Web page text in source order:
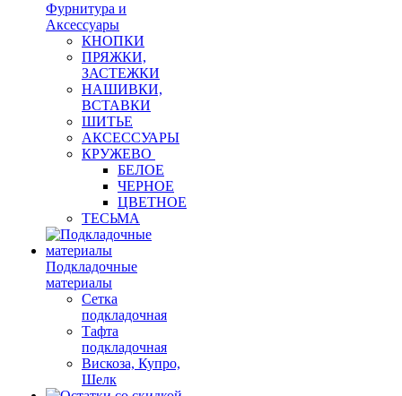
Фурнитура и
Аксессуары
КНОПКИ
ПРЯЖКИ,
ЗАСТЕЖКИ
НАШИВКИ,
ВСТАВКИ
ШИТЬЕ
АКСЕССУАРЫ
КРУЖЕВО
БЕЛОЕ
ЧЕРНОЕ
ЦВЕТНОЕ
ТЕСЬМА
Подкладочные
материалы
Сетка
подкладочная
Тафта
подкладочная
Вискоза, Купро,
Шелк